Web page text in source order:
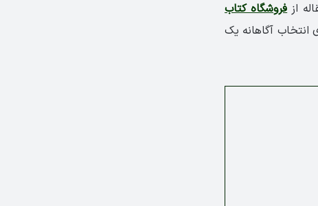
ازفروشگاه کتاب
انتخاب آگاهانه یک